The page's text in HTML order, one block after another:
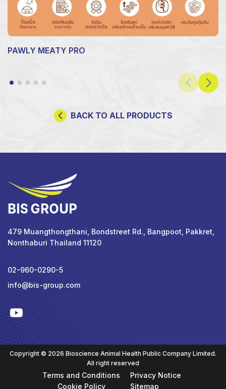
PAWLY MEATY PRO
BACK TO ALL PRODUCTS
479 Muangthongthani, Bondstreet Rd., Bangpoot, Pakkret,
Nonthaburi Thailand 11120
02-960-0290-5
info@bis-group.com
Copyright © 2026 Bioscience Animal Health Public Company Limited.
All right reserved
Terms and Conditions
Privacy Notice
Cookie Policy
Sitemap